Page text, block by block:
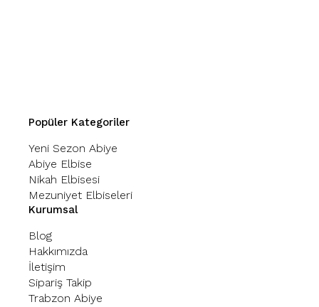
Popüler Kategoriler
Yeni Sezon Abiye
Abiye Elbise
Nikah Elbisesi
Mezuniyet Elbiseleri
Kurumsal
Blog
Hakkımızda
İletişim
Sipariş Takip
Trabzon Abiye